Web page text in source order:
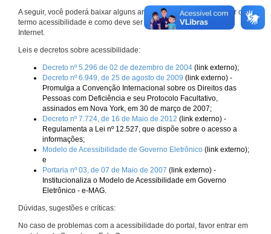
A seguir, você poderá baixar alguns arquivos que explicam melhor o
termo acessibilidade e como deve ser implementado nos sites da
Internet.
Leis e decretos sobre acessibilidade:
Decreto nº 5.296 de 02 de dezembro de 2004 (link externo);
Decreto nº 6.949, de 25 de agosto de 2009 (link externo) -
Promulga a Convenção Internacional sobre os Direitos das
Pessoas com Deficiência e seu Protocolo Facultativo,
assinados em Nova York, em 30 de março de 2007;
Decreto nº 7.724, de 16 de Maio de 2012 (link externo) -
Regulamenta a Lei nº 12.527, que dispõe sobre o acesso a
informações;
Modelo de Acessibilidade de Governo Eletrônico (link externo);
e
Portaria nº 03, de 07 de Maio de 2007 (link externo) -
Institucionaliza o Modelo de Acessibilidade em Governo
Eletrônico - e-MAG.
Dúvidas, sugestões e críticas:
No caso de problemas com a acessibilidade do portal, favor entrar em